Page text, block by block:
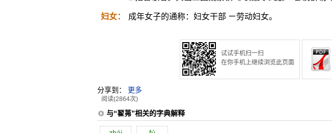
妇女： 成年女子的通称：妇女干部 ㄧ劳动妇女。
试试手机扫一扫
在你手机上继续浏览此页面
分享到： 更多
阅读(2864次)
与“翟茀”相关的字典解释